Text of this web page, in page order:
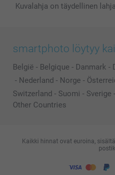
Kuvalahja on täydellinen
smartphoto löytyy
België - Belgique - Danmark -
- Nederland - Norge -
Switzerland - Suomi - Sverige -
Other Countries
Kaikki hinnat ovat euroina,